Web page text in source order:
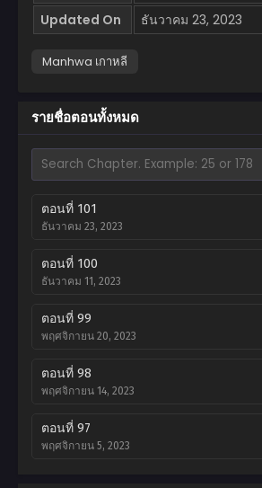
Updated On
ธันวาคม 23, 2023
Manhwa เกาหลี
รายชื่อตอนทั้งหมด
ตอนที่ 101
ธันวาคม 23, 2023
ตอนที่ 100
ธันวาคม 11, 2023
ตอนที่ 99
พฤศจิกายน 20, 2023
ตอนที่ 98
พฤศจิกายน 14, 2023
ตอนที่ 97
พฤศจิกายน 5, 2023